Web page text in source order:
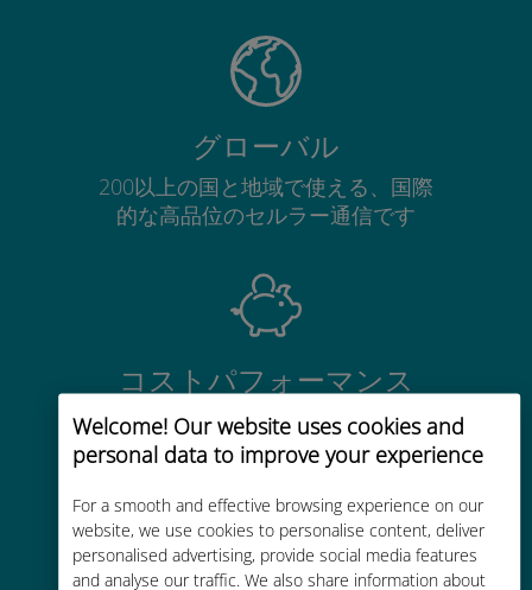
Welcome! Our website uses cookies and
personal data to improve your experience
For a smooth and effective browsing experience on our
website, we use cookies to personalise content, deliver
personalised advertising, provide social media features
and analyse our traffic. We also share information about
グローバル
200以上の国と地域で使える、国際
的な高品位のセルラー通信です
コストパフォーマンス
お客様が普段お使いのキャリアでロ
ーミングサービスを使った場合に比
べて最大で90％の節約が可能です。